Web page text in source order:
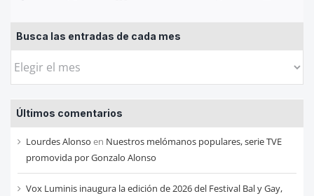
Busca las entradas de cada mes
Busca
entradas
de
cada
mes
Últimos comentarios
Lourdes Alonso en Nuestros melómanos populares, serie TVE
promovida por Gonzalo Alonso
Vox Luminis inaugura la edición de 2026 del Festival Bal y Gay,